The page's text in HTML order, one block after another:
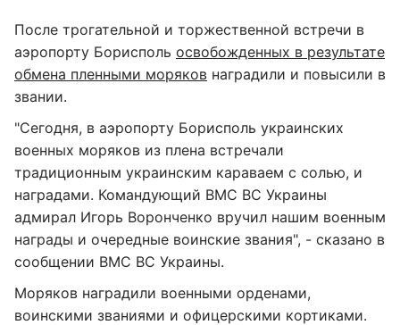
После трогательной и торжественной встречи в
аэропорту Борисполь освобожденных в результате
обмена пленными моряков наградили и повысили в
звании.
"Сегодня, в аэропорту Борисполь украинских
военных моряков из плена встречали
традиционным украинским караваем с солью, и
наградами. Командующий ВМС ВС Украины
адмирал Игорь Воронченко вручил нашим военным
награды и очередные воинские звания", - сказано в
сообщении ВМС ВС Украины.
Моряков наградили военными орденами,
воинскими званиями и офицерскими кортиками.